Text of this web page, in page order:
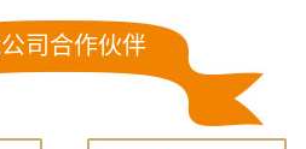
司合作伙伴